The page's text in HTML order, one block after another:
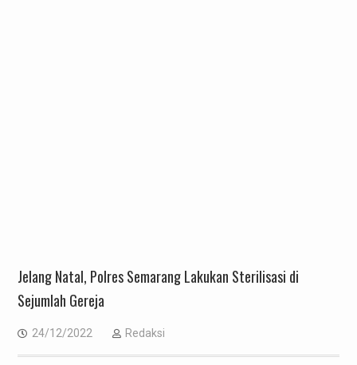
Jelang Natal, Polres Semarang Lakukan Sterilisasi di
Sejumlah Gereja
24/12/2022 Redaksi